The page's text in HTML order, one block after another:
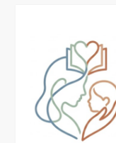
a